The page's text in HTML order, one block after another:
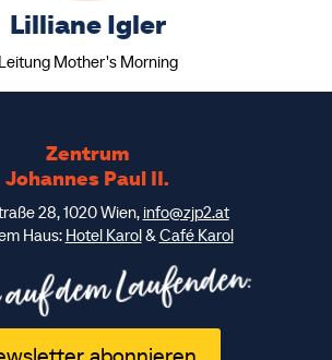
Lilliane Igler
Leitung Mother's Morning
Zentrum
Johannes Paul II.
28, 1020 Wien, info@zjp2.at
Haus: Hotel Karol&Café Karol
dem Laufenden: